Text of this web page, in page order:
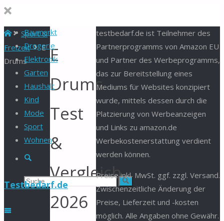
Baumarkt
Drogerie
Elektronik
Garten
Haushalt
Kind
Mode
Sport
Wohnen
Suche
Suchen Suche
Testbedarf.de
StartSport &
Freizeit
E
Drums
E
Drums
Test
&
Vergleich
2026
testbedarf.de ist Teilnehmer des
Partnerprogramms von Amazon EU
und Partner des Werbeprogramms,
das zur Bereitstellung eines
Mediums für Websites konzipiert
wurde, mittels dessen durch die
Platzierung von Werbeanzeigen
und Links zu amazon.de
Werbekostenerstattung verdient
werden können.
Preise inkl. MwSt. ggf. zzgl. Versand.
Zwischenzeitliche Änderung der
Preise, Lieferzeit und -kosten
möglich. Alle Angaben ohne Gewähr.